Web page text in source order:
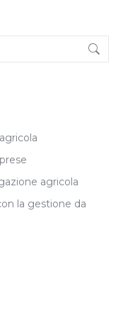
agricola
la gestione da